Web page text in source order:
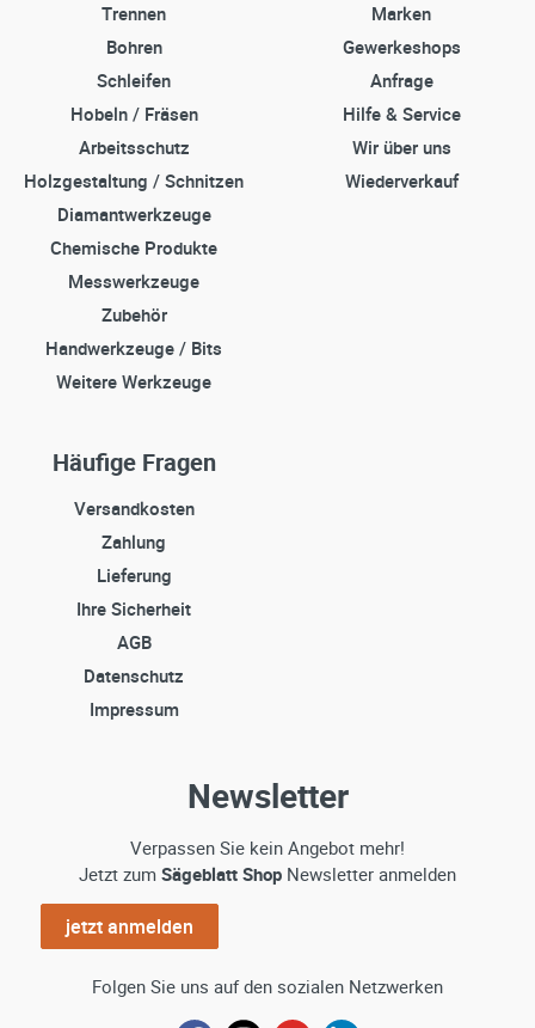
Trennen
Bohren
Schleifen
Hobeln / Fräsen
Arbeitsschutz
Holzgestaltung / Schnitzen
Diamantwerkzeuge
Chemische Produkte
Messwerkzeuge
Zubehör
Handwerkzeuge / Bits
Weitere Werkzeuge
Marken
Gewerkeshops
Anfrage
Hilfe & Service
Wir über uns
Wiederverkauf
Häufige Fragen
Versandkosten
Zahlung
Lieferung
Ihre Sicherheit
AGB
Datenschutz
Impressum
Newsletter
Verpassen Sie kein Angebot mehr!
Jetzt zum Sägeblatt Shop Newsletter anmelden
jetzt anmelden
Folgen Sie uns auf den sozialen Netzwerken